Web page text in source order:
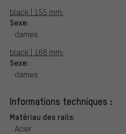
black | 155 mm:
Sexe:
dames
black | 168 mm:
Sexe:
dames
Informations techniques :
Matériau des rails:
Acier